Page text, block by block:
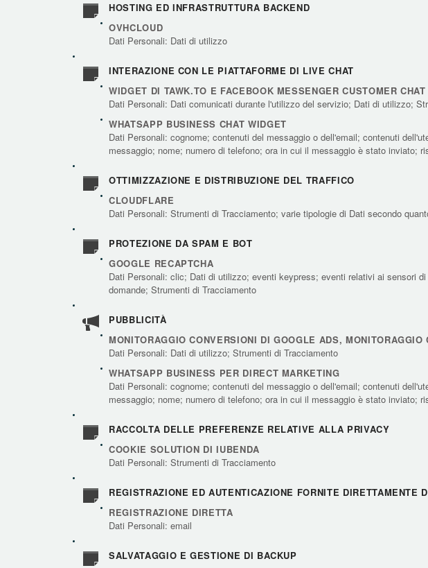
HOSTING ED INFRASTRUTTURA BACKEND
OVHCLOUD
Dati Personali: Dati di utilizzo
INTERAZIONE CON LE PIATTAFORME DI LIVE CHAT
WIDGET DI TAWK.TO E FACEBOOK MESSENGER CUSTOMER CHAT
Dati Personali: Dati comunicati durante l'utilizzo del servizio; Dati di utilizzo;
WHATSAPP BUSINESS CHAT WIDGET
Dati Personali: cognome; contenuti del messaggio o dell'email; contenuti
messaggio; nome; numero di telefono; ora in cui il messaggio è stato inviato;
OTTIMIZZAZIONE E DISTRIBUZIONE DEL TRAFFICO
CLOUDFLARE
Dati Personali: Strumenti di Tracciamento; varie tipologie di Dati secondo
PROTEZIONE DA SPAM E BOT
GOOGLE RECAPTCHA
Dati Personali: clic; Dati di utilizzo; eventi keypress; eventi relativi ai sensori
domande; Strumenti di Tracciamento
PUBBLICITÀ
MONITORAGGIO CONVERSIONI DI GOOGLE ADS,
Dati Personali: Dati di utilizzo; Strumenti di Tracciamento
WHATSAPP BUSINESS PER DIRECT MARKETING
Dati Personali: cognome; contenuti del messaggio o dell'email; contenuti
messaggio; nome; numero di telefono; ora in cui il messaggio è stato inviato;
RACCOLTA DELLE PREFERENZE RELATIVE ALLA PRIVACY
COOKIE SOLUTION DI IUBENDA
Dati Personali: Strumenti di Tracciamento
REGISTRAZIONE ED AUTENTICAZIONE FORNITE DIRETTAMENTE
REGISTRAZIONE DIRETTA
Dati Personali: email
SALVATAGGIO E GESTIONE DI BACKUP